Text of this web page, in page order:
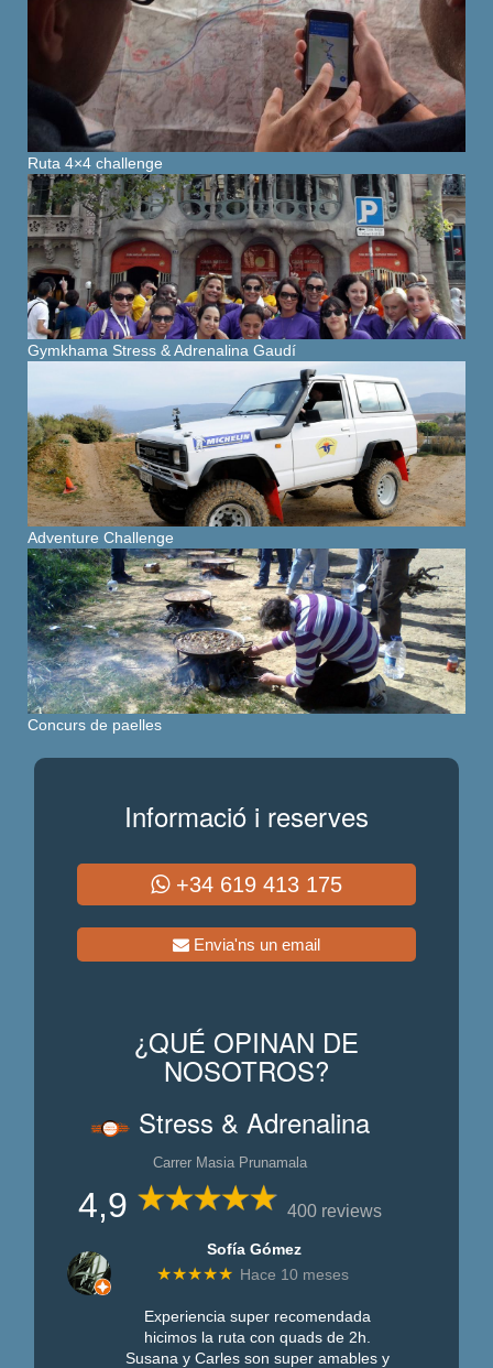
Ruta 4×4 challenge
Gymkhama Stress & Adrenalina Gaudí
Adventure Challenge
Concurs de paelles
Informació i reserves
+34 619 413 175
Envia'ns un email
¿QUÉ OPINAN DE
NOSOTROS?
Stress & Adrenalina
Carrer Masia Prunamala
4,9 400 reviews
Sofía Gómez
★★★★★ Hace 10 meses
Experiencia super recomendada
hicimos la ruta con quads de 2h.
Susana y Carles son super amables y